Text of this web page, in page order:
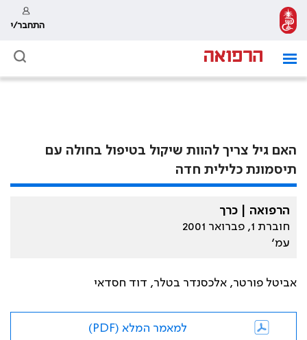
התחבר/י
האם גיל צריך להוות שיקול בטיפול בחולה עם
תיסמונת כלילית חדה
הרפואה | כרך
חוברת 1, פברואר 2001
עמ׳
אביטל פורטר, אלכסנדר בטלר, דוד חסדאי
למאמר המלא (PDF)